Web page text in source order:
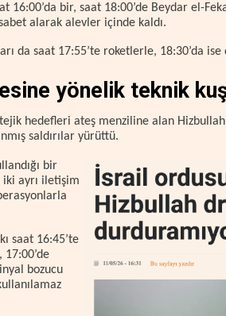
16:00’da bir, saat 18:00’de Beydar el-
alarak alevler içinde kaldı.
da saat 17:55’te roketlerle, 18:30’da
yönelik teknik
hedefleri ateş menziline alan
saldırılar yürüttü.
bir
iki ayrı iletişim
saat 16:45’te
bozucu